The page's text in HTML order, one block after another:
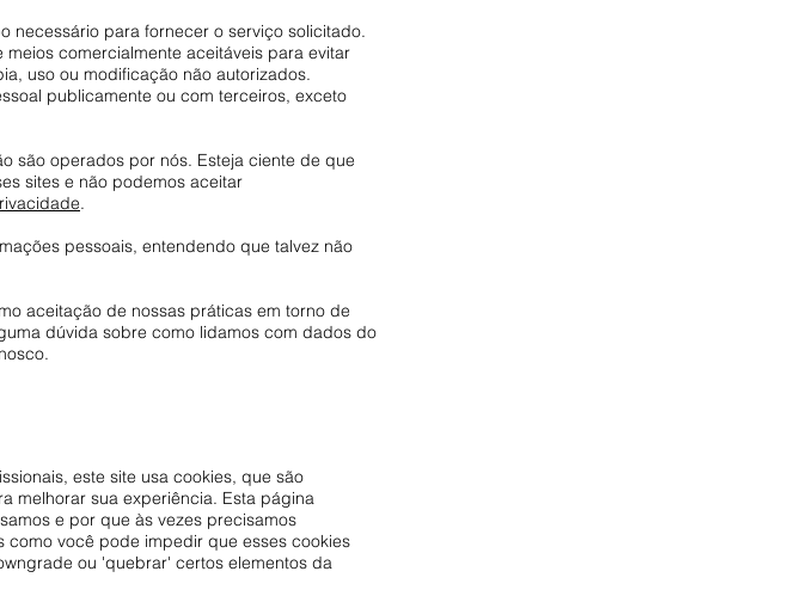
necessário para fornecer o serviço solicitado.
comercialmente aceitáveis ​​para evitar
uso ou modificação não autorizados.
publicamente ou com terceiros, exceto
são operados por nós. Esteja ciente de que
sites e não podemos aceitar
.
pessoais, entendendo que talvez não
aceitação de nossas práticas em torno de
dúvida sobre como lidamos com dados do
este site usa cookies, que são
melhorar sua experiência. Esta página
e por que às vezes precisamos
como você pode impedir que esses cookies
ou 'quebrar' certos elementos da